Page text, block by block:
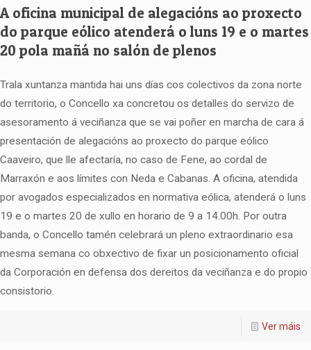
A oficina municipal de alegacións ao proxecto
do parque eólico atenderá o luns 19 e o martes
20 pola mañá no salón de plenos
Trala xuntanza mantida hai uns días cos colectivos da zona norte
do territorio, o Concello xa concretou os detalles do servizo de
asesoramento á veciñanza que se vai poñer en marcha de cara á
presentación de alegacións ao proxecto do parque eólico
Caaveiro, que lle afectaría, no caso de Fene, ao cordal de
Marraxón e aos límites con Neda e Cabanas. A oficina, atendida
por avogados especializados en normativa eólica, atenderá o luns
19 e o martes 20 de xullo en horario de 9 a 14.00h. Por outra
banda, o Concello tamén celebrará un pleno extraordinario esa
mesma semana co obxectivo de fixar un posicionamento oficial
da Corporación en defensa dos dereitos da veciñanza e do propio
consistorio.
Ver máis